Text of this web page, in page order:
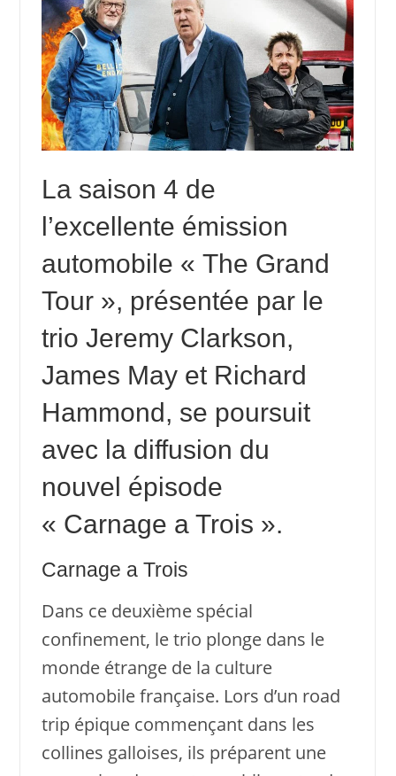
La saison 4 de
l’excellente émission
automobile « The Grand
Tour », présentée par le
trio Jeremy Clarkson,
James May et Richard
Hammond, se poursuit
avec la diffusion du
nouvel épisode
« Carnage a Trois ».
Carnage a Trois
Dans ce deuxième spécial
confinement, le trio plonge dans le
monde étrange de la culture
automobile française. Lors d’un road
trip épique commençant dans les
collines galloises, ils préparent une